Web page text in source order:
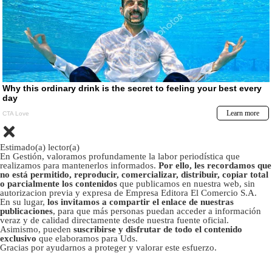
Estimado(a) lector(a)
En Gestión, valoramos profundamente la labor periodística que
realizamos para mantenerlos informados. Por ello, les recordamos que
no está permitido, reproducir, comercializar, distribuir, copiar total
o parcialmente los contenidos que publicamos en nuestra web, sin
autorizacion previa y expresa de Empresa Editora El Comercio S.A.
En su lugar, los invitamos a compartir el enlace de nuestras
publicaciones, para que más personas puedan acceder a información
veraz y de calidad directamente desde nuestra fuente oficial.
Asimismo, pueden suscribirse y disfrutar de todo el contenido
exclusivo que elaboramos para Uds.
Gracias por ayudarnos a proteger y valorar este esfuerzo.